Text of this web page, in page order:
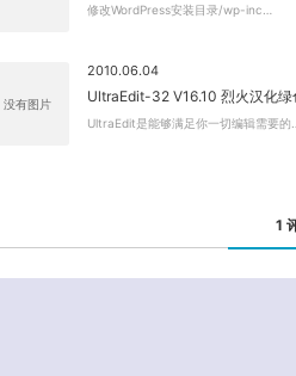
修改WordPress安装目录/wp-inc…
没有图片
2010.06.04
UltraEdit-32 V16.10 烈火汉化绿
UltraEdit是能够满足你一切编辑需要的
1